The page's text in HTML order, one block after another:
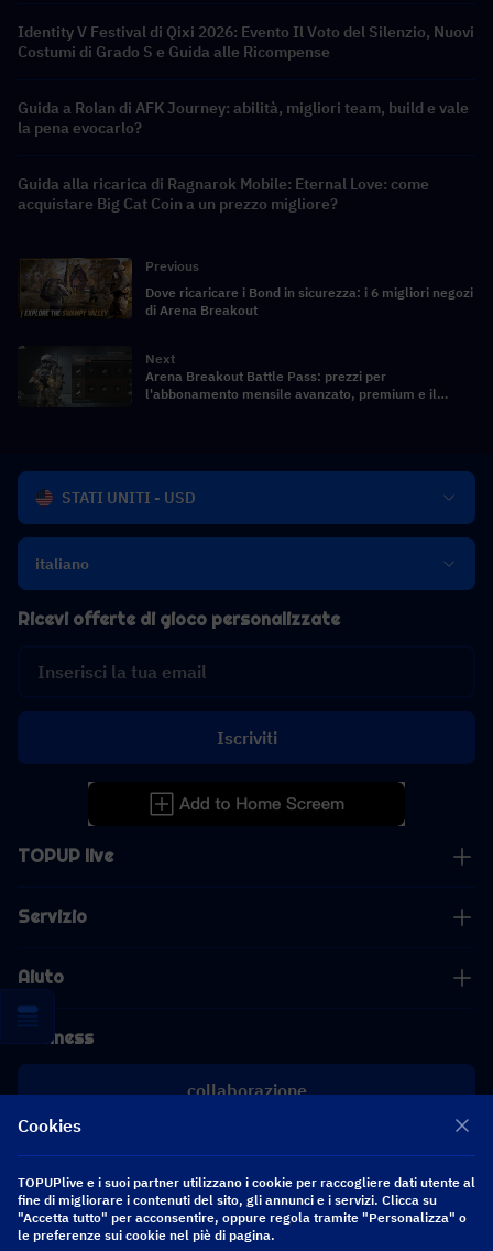
Identity V Festival di Qixi 2026: Evento Il Voto del Silenzio, Nuovi
Costumi di Grado S e Guida alle Ricompense
Guida a Rolan di AFK Journey: abilità, migliori team, build e vale
la pena evocarlo?
Guida alla ricarica di Ragnarok Mobile: Eternal Love: come
acquistare Big Cat Coin a un prezzo migliore?
Previous
Dove ricaricare i Bond in sicurezza: i 6 migliori negozi
di Arena Breakout
Next
Arena Breakout Battle Pass: prezzi per
l'abbonamento mensile avanzato, premium e il
STATI UNITI - USD
italiano
TOPUP live
Servizio
Aiuto
Business
collaborazione
[email protected]
Ricevi offerte di gioco personalizzate
Iscriviti
Seguici
Cookies
TOPUPlive e i suoi partner utilizzano i cookie per raccogliere dati utente al
fine di migliorare i contenuti del sito, gli annunci e i servizi. Clicca su
"Accetta tutto" per acconsentire, oppure regola tramite "Personalizza" o
le preferenze sui cookie nel piè di pagina.